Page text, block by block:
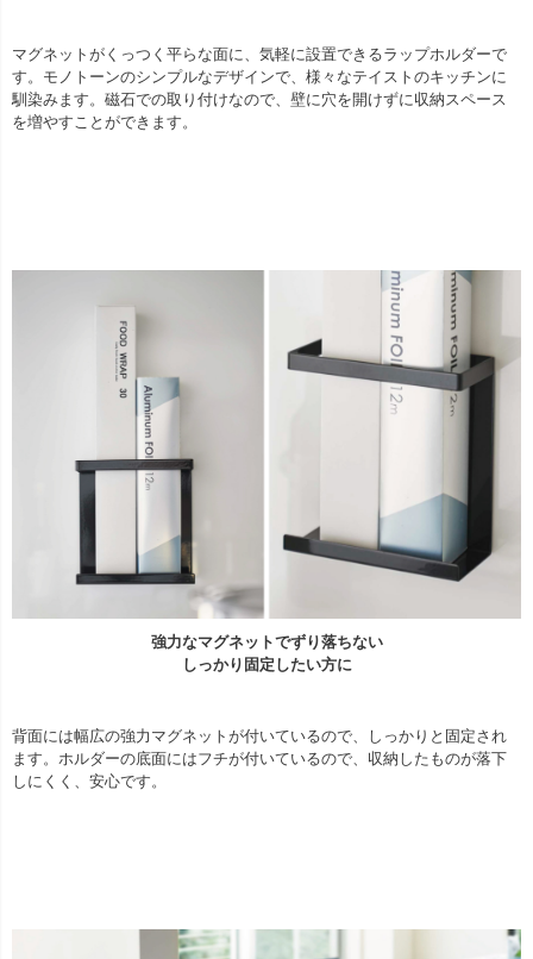
マグネットがくっつく平らな面に、気軽に設置できるラップホルダーで
す。モノトーンのシンプルなデザインで、様々なテイストのキッチンに
馴染みます。磁石での取り付けなので、壁に穴を開けずに収納スペース
を増やすことができます。
強力なマグネットでずり落ちない
しっかり固定したい方に
背面には幅広の強力マグネットが付いているので、しっかりと固定され
ます。ホルダーの底面にはフチが付いているので、収納したものが落下
しにくく、安心です。